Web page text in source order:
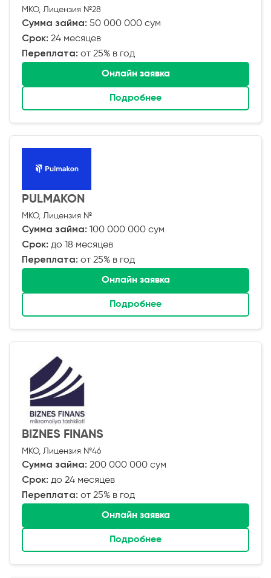
МКО, Лицензия №28
Сумма займа: 50 000 000 сум
Срок: 24 месяцев
Переплата: от 25% в год
Онлайн заявка
Подробнее
PULMAKON
МКО, Лицензия №
Сумма займа: 100 000 000 сум
Срок: до 18 месяцев
Переплата: от 25% в год
Онлайн заявка
Подробнее
BIZNES FINANS
МКО, Лицензия №46
Сумма займа: 200 000 000 сум
Срок: до 24 месяцев
Переплата: от 25% в год
Онлайн заявка
Подробнее